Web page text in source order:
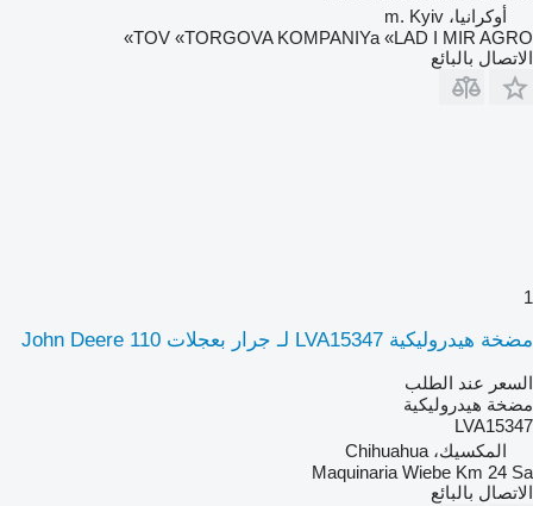
أوكرانيا، m. Kyiv
TOV «TORGOVA KOMPANIYa «LAD I MIR AGRO»
الاتصال بالبائع
1
مضخة هيدروليكية LVA15347 لـ جرار بعجلات John Deere 110
السعر عند الطلب
مضخة هيدروليكية
LVA15347
المكسيك، Chihuahua
Maquinaria Wiebe Km 24 Sa
الاتصال بالبائع